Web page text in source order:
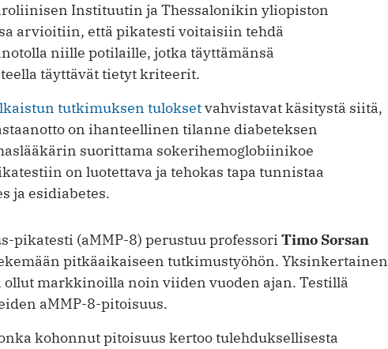
Instituutin ja Thessalonikin yliopiston
arvioitiin, että pikatesti voitaisiin tehdä
niille potilaille, jotka täyttämänsä
täyttävät tietyt kriteerit.
tutkimuksen tuloksetvahvistavat käsitystä siitä,
on ihanteellinen tilanne diabeteksen
suorittama sokerihemoglobiinikoe
on luotettava ja tehokas tapa tunnistaa
ja esidiabetes.
pikatesti (aMMP-8) perustuu professori Timo Sorsan
pitkäaikaiseen tutkimustyöhön. Yksinkertainen
markkinoilla noin viiden vuoden ajan. Testillä
aMMP-8-pitoisuus.
kohonnut pitoisuus kertoo tulehduksellisesta